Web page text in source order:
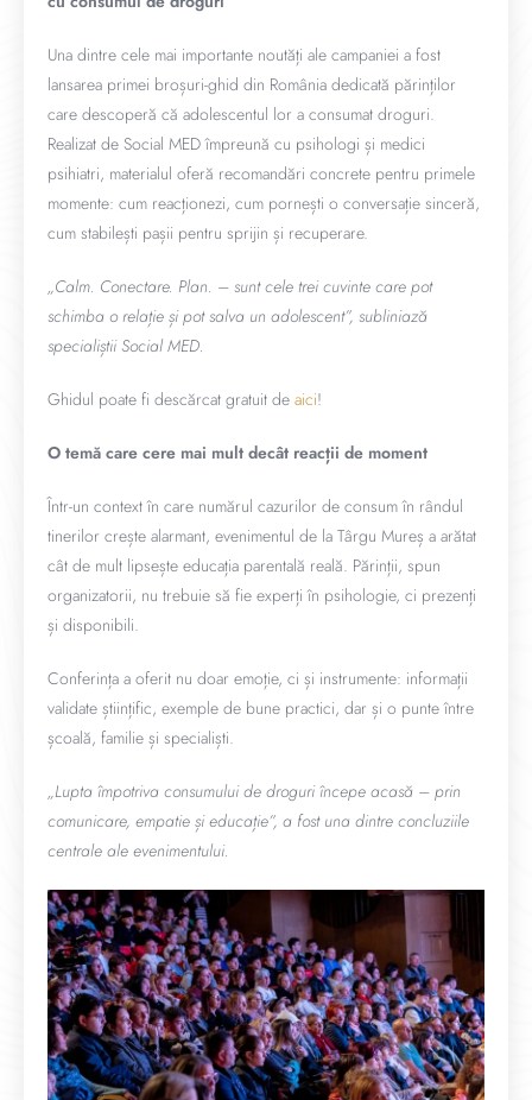
Una dintre cele mai importante noutăți ale campaniei a fost
lansarea primei broșuri-ghid din România dedicată părinților
care descoperă că adolescentul lor a consumat droguri.
Realizat de Social MED împreună cu psihologi și medici
psihiatri, materialul oferă recomandări concrete pentru primele
momente: cum reacționezi, cum pornești o conversație sinceră,
cum stabilești pașii pentru sprijin și recuperare.
„Calm. Conectare. Plan. – sunt cele trei cuvinte care pot
schimba o relație și pot salva un adolescent”, subliniază
specialiștii Social MED.
Ghidul poate fi descărcat gratuit de aici!
O temă care cere mai mult decât reacții de moment
Într-un context în care numărul cazurilor de consum în rândul
tinerilor crește alarmant, evenimentul de la Târgu Mureș a arătat
cât de mult lipsește educația parentală reală. Părinții, spun
organizatorii, nu trebuie să fie experți în psihologie, ci prezenți
și disponibili.
Conferința a oferit nu doar emoție, ci și instrumente: informații
validate științific, exemple de bune practici, dar și o punte între
școală, familie și specialiști.
„Lupta împotriva consumului de droguri începe acasă – prin
comunicare, empatie și educație”, a fost una dintre concluziile
centrale ale evenimentului.